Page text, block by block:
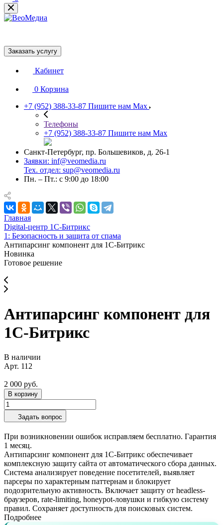
Заказать услугу
Кабинет
0 Корзина
+7 (952) 388-33-87 Пишите нам Max
Телефоны
+7 (952) 388-33-87 Пишите нам Max
Санкт-Петербург, пр. Большевиков, д. 26-1
Заявки: inf@veomedia.ru
Тех. отдел: sup@veomedia.ru
Пн. – Пт.: с 9:00 до 18:00
Главная
Digital‑центр 1С‑Битрикс
1: Безопасность и защита от спама
Антипарсинг компонент для 1С-Битрикс
Новинка
Готовое решение
Антипарсинг компонент для
1С-Битрикс
В наличии
Арт. 112
2 000 руб.
В корзину
Задать вопрос
При возникновении ошибок исправляем бесплатно. Гарантия
1 месяц.
Антипарсинг компонент для 1С-Битрикс обеспечивает
комплексную защиту сайта от автоматического сбора данных.
Система анализирует поведение посетителей, выявляет
парсеры по характерным паттернам и блокирует
подозрительную активность. Включает защиту от headless-
браузеров, rate-limiting, honeypot-ловушки и гибкую систему
правил. Сохраняет доступность для поисковых систем.
Подробнее